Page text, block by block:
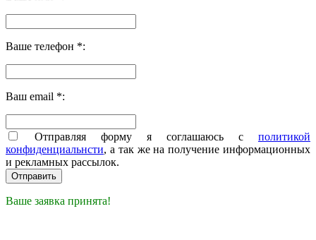
Ваше телефон *:
Ваш email *:
Отправляя форму я соглашаюсь с политикой
конфиденциальнсти, а так же на получение информационных
и рекламных рассылок.
Ваше заявка принята!